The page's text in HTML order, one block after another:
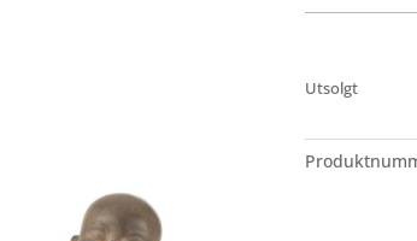
Utsolgt